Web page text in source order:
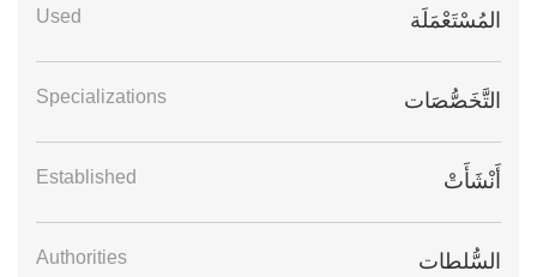
المُسْتَعْمَلَة Used
التَّخَصُّصَات Specializations
أَنْشَأَتْ Established
السُّلطات Authorities